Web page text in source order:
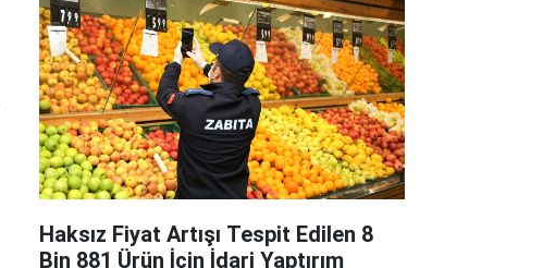
Haksız Fiyat Artışı Tespit Edilen 8
Bin 881 Ürün İçin İdari Yaptırım